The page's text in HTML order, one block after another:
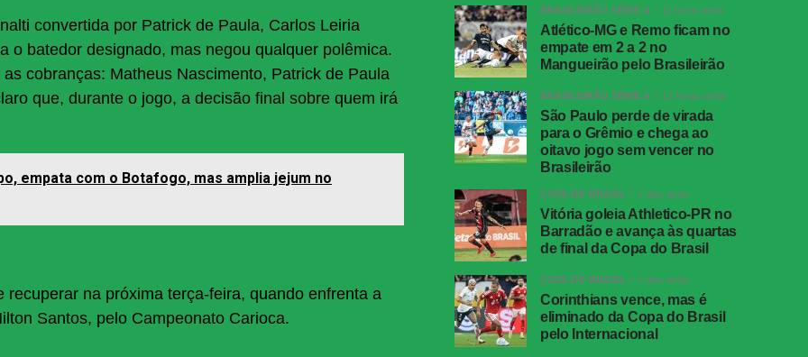
convertida por Patrick de Paula, Carlos Leiria
o batedor designado, mas negou qualquer polêmica.
cobranças: Matheus Nascimento, Patrick de Paula
que, durante o jogo, a decisão final sobre quem irá
empata com o Botafogo, mas amplia jejum no
na próxima terça-feira, quando enfrenta a
Santos, pelo Campeonato Carioca.
BRASILEIRÃO SÉRIE A 11 horas atrás
Atlético-MG e Remo ficam no
empate em 2 a 2 no
Mangueirão pelo Brasileirão
BRASILEIRÃO SÉRIE A 12 horas atrás
São Paulo perde de virada
para o Grêmio e chega ao
oitavo jogo sem vencer no
Brasileirão
COPA DO BRASIL 2 dias atrás
Vitória goleia Athletico-PR no
Barradão e avança às quartas
de final da Copa do Brasil
COPA DO BRASIL 2 dias atrás
Corinthians vence, mas é
eliminado da Copa do Brasil
pelo Internacional